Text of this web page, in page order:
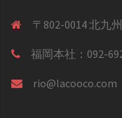
〒802-0014 北九
福岡本社：092-
rio@lacooco.com